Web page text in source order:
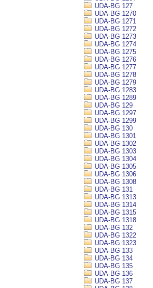
UDA-BG 127
UDA-BG 1270
UDA-BG 1271
UDA-BG 1272
UDA-BG 1273
UDA-BG 1274
UDA-BG 1275
UDA-BG 1276
UDA-BG 1277
UDA-BG 1278
UDA-BG 1279
UDA-BG 1283
UDA-BG 1289
UDA-BG 129
UDA-BG 1297
UDA-BG 1299
UDA-BG 130
UDA-BG 1301
UDA-BG 1302
UDA-BG 1303
UDA-BG 1304
UDA-BG 1305
UDA-BG 1306
UDA-BG 1308
UDA-BG 131
UDA-BG 1313
UDA-BG 1314
UDA-BG 1315
UDA-BG 1318
UDA-BG 132
UDA-BG 1322
UDA-BG 1323
UDA-BG 133
UDA-BG 134
UDA-BG 135
UDA-BG 136
UDA-BG 137